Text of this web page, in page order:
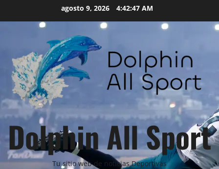
agosto 9, 2026 4:42:48 AM
Dolphin All Sport
Tu sitio web de noticias Deportivas